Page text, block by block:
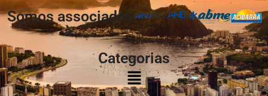
Somos associados
à:
Categorias